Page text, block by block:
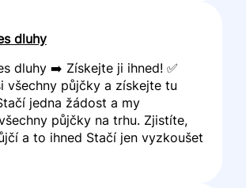
dluhy
dluhy ➡️ Získejte ji ihned! ✅
všechny půjčky a získejte tu
jedna žádost a my
půjčky na trhu. Zjistíte,
a to ihned Stačí jen vyzkoušet